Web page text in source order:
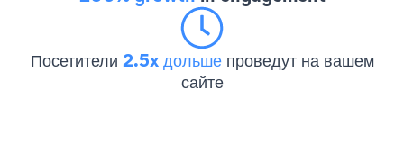
Посетители 2.5x дольше проведут на вашем
сайте